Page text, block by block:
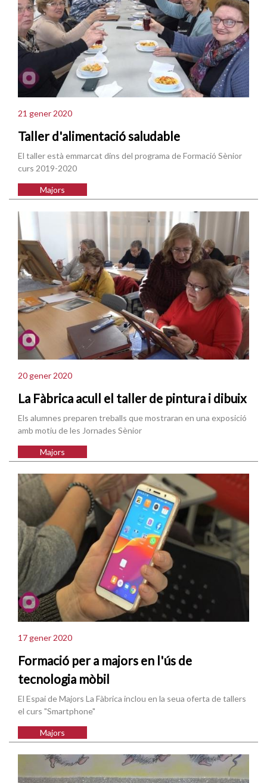
21 gener 2020
Taller d'alimentació saludable
El taller està emmarcat dins del programa de Formació Sènior
curs 2019-2020
Majors
20 gener 2020
La Fàbrica acull el taller de pintura i dibuix
Els alumnes preparen treballs que mostraran en una exposició
amb motiu de les Jornades Sènior
Majors
17 gener 2020
Formació per a majors en l'ús de
tecnologia mòbil
El Espai de Majors La Fàbrica inclou en la seua oferta de tallers
el curs "Smartphone"
Majors